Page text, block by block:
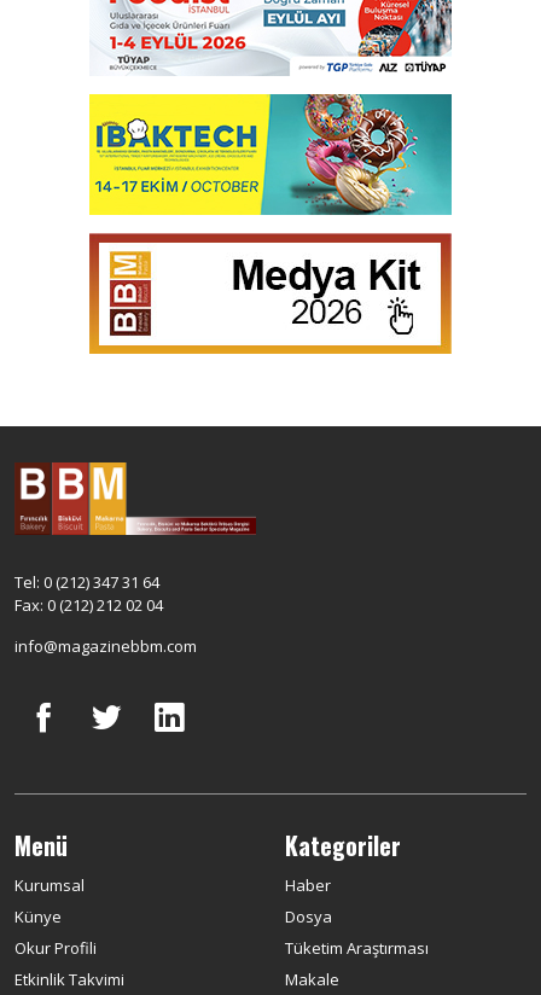
Tel: 0 (212) 347 31 64
Fax: 0 (212) 212 02 04
info@magazinebbm.com
Menü
Kurumsal
Künye
Okur Profili
Etkinlik Takvimi
Kategoriler
Haber
Dosya
Tüketim Araştırması
Makale